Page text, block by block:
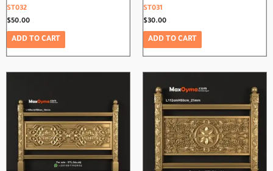
ST032
$50.00
ADD TO CART
ST031
$30.00
ADD TO CART